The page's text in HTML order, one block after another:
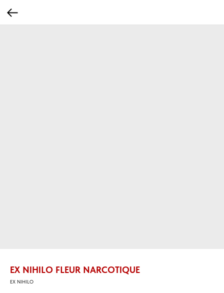
EX NIHILO FLEUR NARCOTIQUE
EX NIHILO